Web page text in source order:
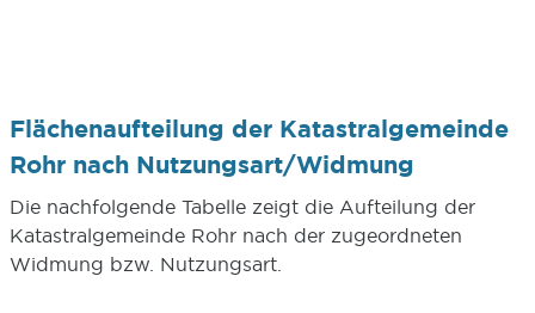
Flächenaufteilung der Katastralgemeinde
Rohr nach Nutzungsart/Widmung
Die nachfolgende Tabelle zeigt die Aufteilung der
Katastralgemeinde Rohr nach der zugeordneten
Widmung bzw. Nutzungsart.